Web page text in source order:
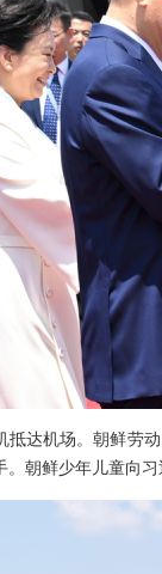
抵达机场。朝鲜劳
朝鲜少年儿童向